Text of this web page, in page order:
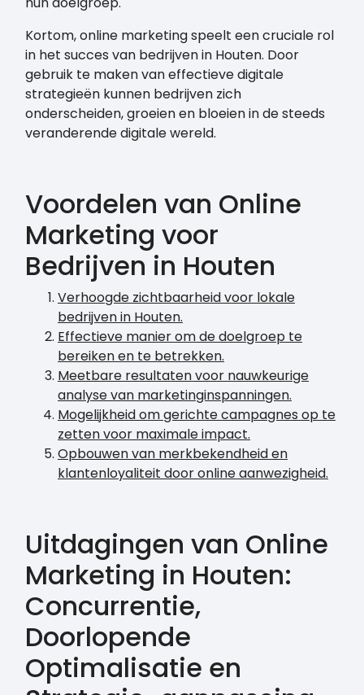
Kortom, online marketing speelt een cruciale rol
in het succes van bedrijven in Houten. Door
gebruik te maken van effectieve digitale
strategieën kunnen bedrijven zich
onderscheiden, groeien en bloeien in de steeds
veranderende digitale wereld.
Voordelen van Online
Marketing voor
Bedrijven in Houten
Verhoogde zichtbaarheid voor lokale
bedrijven in Houten.
Effectieve manier om de doelgroep te
bereiken en te betrekken.
Meetbare resultaten voor nauwkeurige
analyse van marketinginspanningen.
Mogelijkheid om gerichte campagnes op te
zetten voor maximale impact.
Opbouwen van merkbekendheid en
klantenloyaliteit door online aanwezigheid.
Uitdagingen van Online
Marketing in Houten:
Concurrentie,
Doorlopende
Optimalisatie en